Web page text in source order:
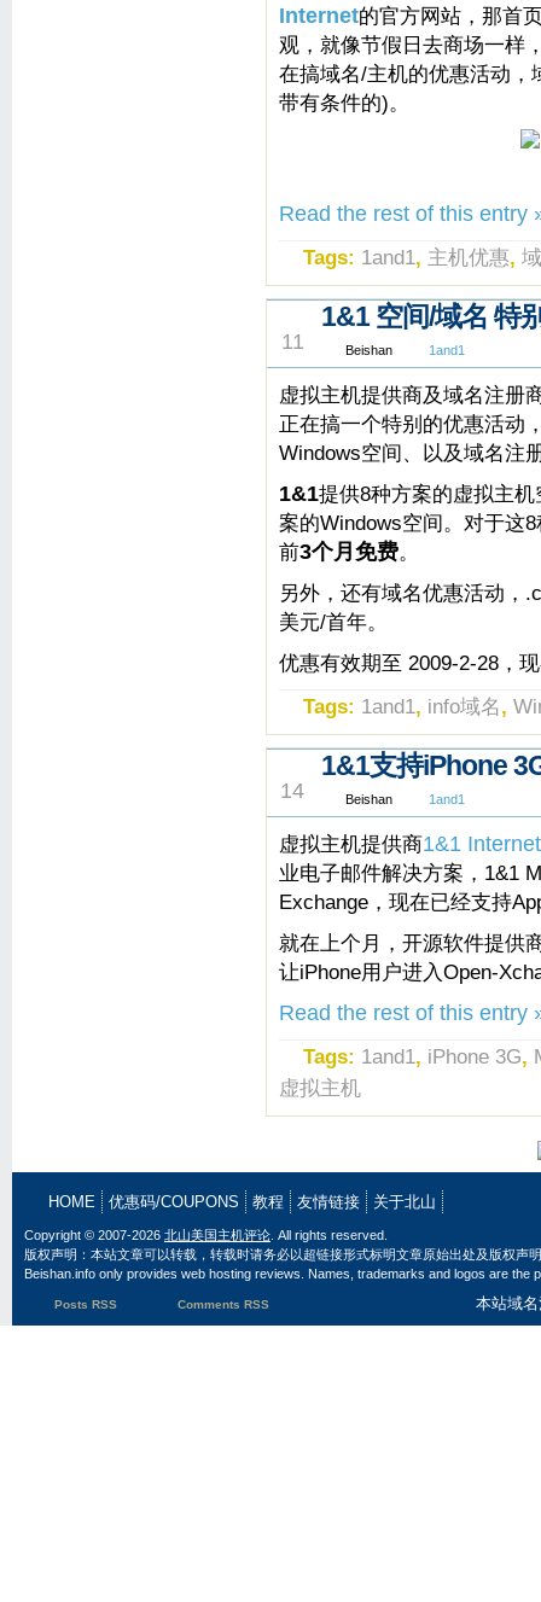
Internet的官方网站，那首
观，就像节假日去商场一样
在搞域名/主机的优惠活动
带有条件的)。
Read the rest of this entry
Tags: 1and1, 主机优惠,
11
1&1 空间/域名 特
Beishan 1and1
虚拟主机提供商及域名注册
正在搞一个特别的优惠活动
Windows空间、以及域名注
1&1提供8种方案的虚拟主
案的Windows空间。对于这
前3个月免费。
另外，还有域名优惠活动，
美元/首年。
优惠有效期至 2009-2-28，
Tags: 1and1, info域名 ,
14
1&1支持iPhone
Beishan 1and1
虚拟主机提供商1&1 Internet
业电子邮件解决方案，1&1
Exchange，现在已经支持
就在上个月，开源软件提供
让iPhone用户进入Open-
Read the rest of this entry
Tags: 1and1, iPhone 3G,
虚拟主机
HOME 优惠码/COUPONS 教程 友情链接 关于北山
Copyright © 2007-2026 北山美国主机评论 . All rights reserved.
版权声明：本站文章可以转载，转载时请务必以超链接形式标明文章原始出处及版权声
Beishan.info only provides web hosting reviews. Names, trademarks and logos are
Posts RSS Comments RSS 本站域